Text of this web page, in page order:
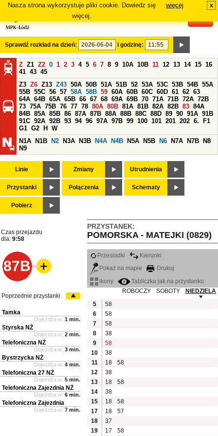
Nasza strona wykorzystuje pliki cookie. Dowiedz się
więcej.
więcej x
Sprawdź rozkład na dzień: i godzinę:
Z Z1 Z2 0 1 2 3 4 5 6 7 8 9 10A 10B 11 12 13 14 15 16
41 43 45
Z3 Z6 Z13 Z43 50A 50B 51A 51B 52 53A 53C 53B 54B 55A
55B 55C 56 57 58A 58B 59 60A 60B 60C 60D 61 62 63
64A 64B 65A 65B 66 67 68 69A 69B 70 71A 71B 72A 72B
73 75A 75B 76 77 78 80A 80B 81A 81B 82A 82B 83 84A
84B 85A 85B 86 87A 87B 88A 88B 88C 88D 89 90 91A 91B
91C 92A 92B 93 94 96 97A 97B 99 100 101 201 202 6.
F1
G1 G2 H
W
N1A
N1B N2 N3A N3B N4A N4B N5A N5B N6 N7A N7B
N8
N9
Linie Zmiany Utrudnienia
Przystanki Połączenia Schematy
Pobierz
PRZYSTANEK:
POMORSKA - MATEJKI (0829)
Czas przejazdu
dla: 9:58
87B
Przesiadki
Kierunki
Pokaż na mapie
Drukuj
ikony
Tabliczka jak na przystanku
ROBOCZY
SOBOTY
NIEDZIELA
5
58
6
58
7
58
8
38
9
58
10
38
11
18
58
12
38
13
18
58
14
38
15
18
58
17
18
57
18
37
19
17 58
Poprzednie przystanki
Tamka
Dojeżdża w: 1 min.
Styrska NŻ
Dojeżdża w: 2 min.
Telefoniczna NŻ
Dojeżdża w: 3 min.
Bystrzycka NŻ
Dojeżdża w: 4 min.
Telefoniczna 27 NŻ
Dojeżdża w: 5 min.
Telefoniczna Zajezdnia NŻ
Dojeżdża w: 6 min.
Telefoniczna Zajezdnia
Dojeżdża w: 7 min.